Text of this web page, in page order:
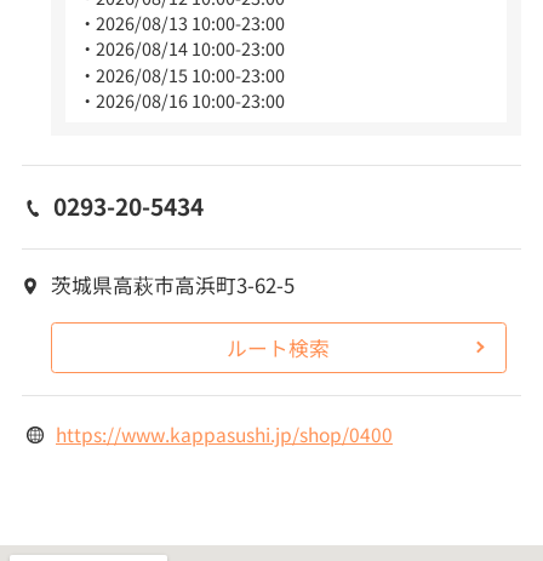
2026/08/13 10:00-23:00
2026/08/14 10:00-23:00
2026/08/15 10:00-23:00
2026/08/16 10:00-23:00
0293-20-5434
茨城県高萩市高浜町3-62-5
ルート検索
https://www.kappasushi.jp/shop/0400